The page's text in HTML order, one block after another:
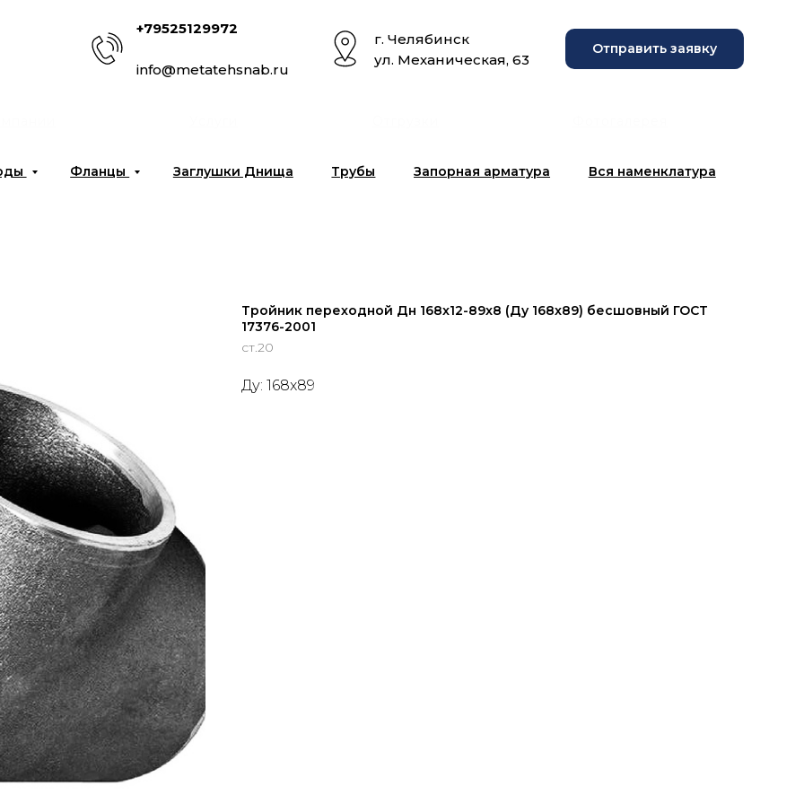
+79525129972
info@metatehsnab.ru
г. Челябинск
ул. Механическая, 63
Отправить заявку
Фланцы Заглушки Днища Трубы Запорная арматура Вся наменклатура
Тройник переходной Дн 168x12-89x8 (Ду 168x89) бесшовный ГОСТ
17376-2001
ст.20
Ду: 168x89